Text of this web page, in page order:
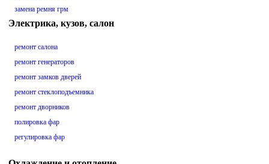
замена ремня грм
Электрика, кузов, салон
ремонт салона
ремонт генераторов
ремонт замков дверей
ремонт стеклоподъемника
ремонт дворников
полировка фар
регулировка фар